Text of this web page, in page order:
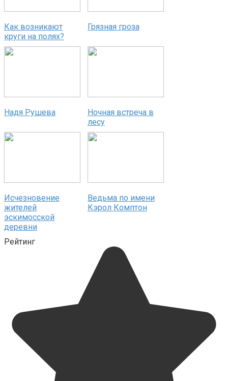
Как возникают
круги на полях?
Грязная гроза
Надя Рушева
Ночная встреча в
лесу
Исчезновение
жителей
эскимосской
деревни
Ведьма по имени
Кэрол Комптон
Рейтинг